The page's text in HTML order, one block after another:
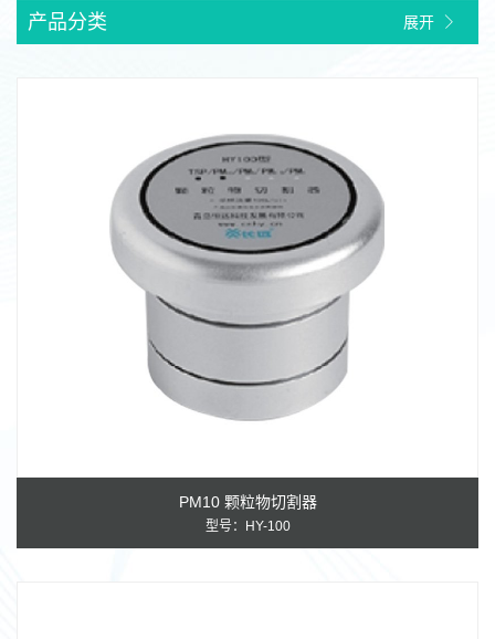
产品分类
颗粒物切割器/采样头 样品箱
VOC/SVOC采样器
PM10 颗粒物切割器
型号：HY-100